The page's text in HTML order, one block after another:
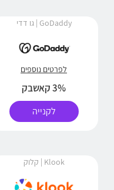
GoDaddy | גו דדי
לפרטים נוספים
3% קאשבק
לקנייה
Klook | קלוק